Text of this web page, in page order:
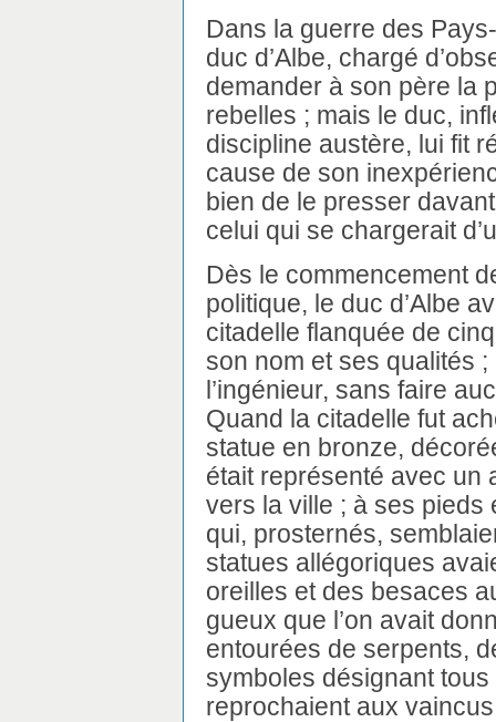
Dans la guerre des
duc d’Albe, chargé
demander à son père la
rebelles ; mais le duc,
discipline austère, lui fit
cause de son
bien de le presser
celui qui se chargerait
Dès le commencement
politique, le duc d’Albe
citadelle flanquée de
son nom et ses qualités
l’ingénieur, sans faire
Quand la citadelle fut
statue en bronze,
était représenté avec un
vers la ville ; à ses pieds
qui, prosternés,
statues allégoriques
oreilles et des besaces
gueux que l’on avait
entourées de serpents,
symboles désignant
reprochaient aux